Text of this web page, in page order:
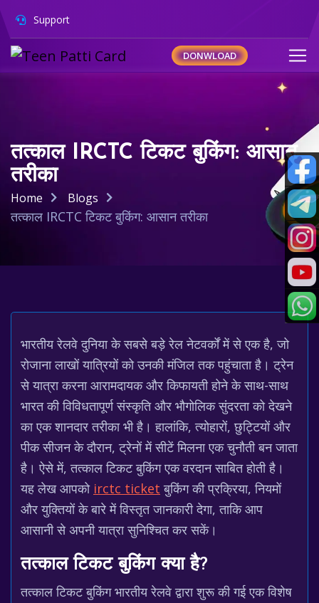
Support
DONWLOAD
तत्काल IRCTC टिकट बुकिंग: आसान
तरीका
Home Blogs
तत्काल IRCTC टिकट बुकिंग: आसान तरीका
भारतीय रेलवे दुनिया के सबसे बड़े रेल नेटवर्कों में से एक है, जो
रोजाना लाखों यात्रियों को उनकी मंजिल तक पहुंचाता है। ट्रेन
से यात्रा करना आरामदायक और किफायती होने के साथ-साथ
भारत की विविधतापूर्ण संस्कृति और भौगोलिक सुंदरता को देखने
का एक शानदार तरीका भी है। हालांकि, त्योहारों, छुट्टियों और
पीक सीजन के दौरान, ट्रेनों में सीटें मिलना एक चुनौती बन जाता
है। ऐसे में, तत्काल टिकट बुकिंग एक वरदान साबित होती है।
यह लेख आपको irctc ticket बुकिंग की प्रक्रिया, नियमों
और युक्तियों के बारे में विस्तृत जानकारी देगा, ताकि आप
आसानी से अपनी यात्रा सुनिश्चित कर सकें।
तत्काल टिकट बुकिंग क्या है?
तत्काल टिकट बुकिंग भारतीय रेलवे द्वारा शुरू की गई एक विशेष